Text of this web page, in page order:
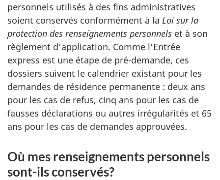
personnels utilisés à des fins administratives
soient conservés conformément à la Loi sur la
protection des renseignements personnels et à son
règlement d’application. Comme l’Entrée
express est une étape de pré-demande, ces
dossiers suivent le calendrier existant pour les
demandes de résidence permanente : deux ans
pour les cas de refus, cinq ans pour les cas de
fausses déclarations ou autres irrégularités et 65
ans pour les cas de demandes approuvées.
Où mes renseignements personnels
sont-ils conservés?